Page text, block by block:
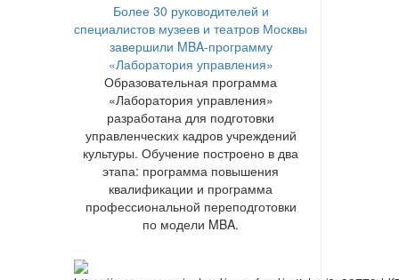
Более 30 руководителей и
специалистов музеев и театров Москвы
завершили MBA-программу
«Лаборатория управления»
Образовательная программа
«Лаборатория управления»
разработана для подготовки
управленческих кадров учреждений
культуры. Обучение построено в два
этапа: программа повышения
квалификации и программа
профессиональной переподготовки
по модели MBA.